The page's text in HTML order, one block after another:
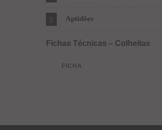
Aptidões
Fichas Técnicas – Colheitas
FICHA